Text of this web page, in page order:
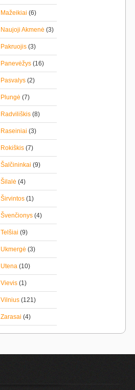
Mažeikiai (6)
Naujoji Akmenė (3)
Pakruojis (3)
Panevėžys (16)
Pasvalys (2)
Plungė (7)
Radviliškis (8)
Raseiniai (3)
Rokiškis (7)
Šalčininkai (9)
Šilalė (4)
Širvintos (1)
Švenčionys (4)
Telšiai (9)
Ukmergė (3)
Utena (10)
Vievis (1)
Vilnius (121)
Zarasai (4)